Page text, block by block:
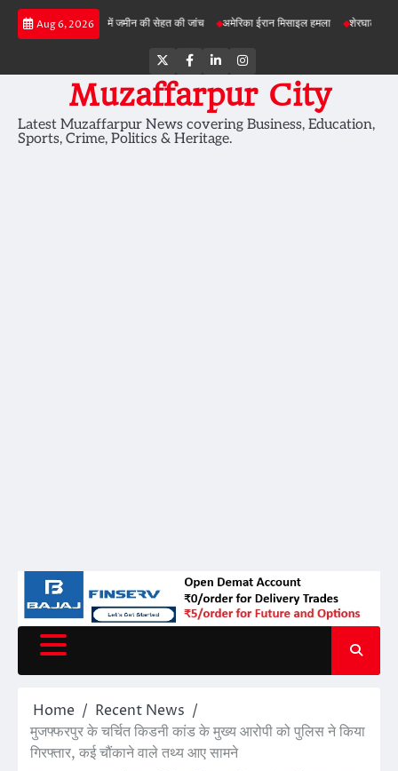
Skip
Aug 6, 2026
बड़ी परियोजनाओं में जमीन की सेहत की जांच अमेरिका ईरान मिसाइल हमला शेरघाटी छात्रा दुष्कर्म
Twitter
Facebook
LinkedInInstagram
Muzaffarpur City
Latest Muzaffarpur News covering Business, Education,
Sports, Crime, Politics & Heritage.
Home
Recent News
मुजफ्फरपुर के चर्चित किडनी कांड के मुख्य आरोपी को पुलिस ने किया
गिरफ्तार, कई चौंकाने वाले तथ्य आए सामने